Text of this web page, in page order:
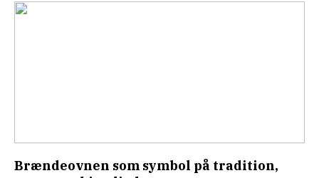
Brændeovnen som symbol på tradition,